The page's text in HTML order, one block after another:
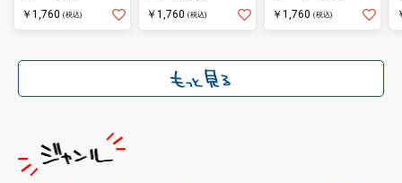
￥1,760 (税込) ￥1,760 (税込) ￥1,760 (税込)